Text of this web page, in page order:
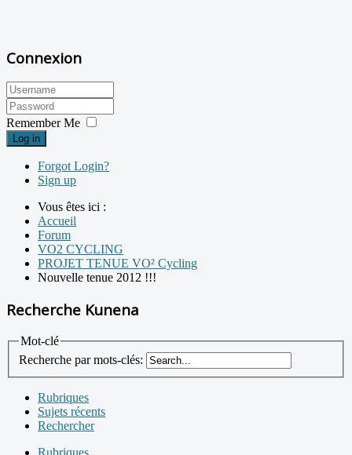
Connexion
Remember Me
Log in
Forgot Login?
Sign up
Vous êtes ici :
Accueil
Forum
VO2 CYCLING
PROJET TENUE VO² Cycling
Nouvelle tenue 2012 !!!
Recherche Kunena
Mot-clé
Recherche par mots-clés:
Rubriques
Sujets récents
Rechercher